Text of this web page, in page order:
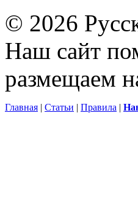
© 2026
Наш сайт
размещаем
Главная | Статьи | Правила |